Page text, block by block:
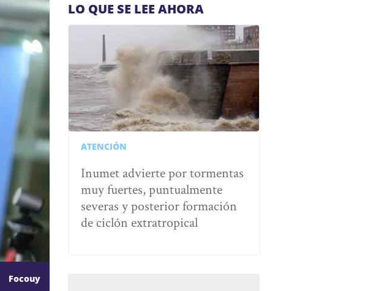
Focouy
LO QUE SE LEE AHORA
ATENCIÓN
Inumet advierte por tormentas
muy fuertes, puntualmente
severas y posterior formación
de ciclón extratropical